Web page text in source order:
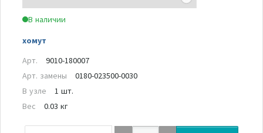
В наличии
хомут
Арт.
9010-180007
Арт. замены
0180-023500-0030
В узле
1 шт.
Вес
0.03 кг